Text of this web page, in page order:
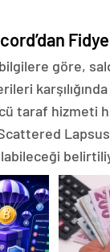
göre,
taraf hizmeti